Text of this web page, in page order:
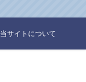
当サイトについて